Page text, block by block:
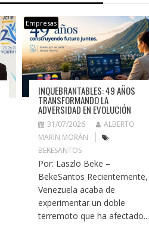
Empresas
INQUEBRANTABLES: 49 AÑOS
TRANSFORMANDO LA
ADVERSIDAD EN EVOLUCIÓN
31/07/2026
ALBERTO
MARÍN MORÁN
BEKESANTOS
Por: Laszlo Beke –
BekeSantos Recientemente,
Venezuela acaba de
experimentar un doble
terremoto que ha afectado...